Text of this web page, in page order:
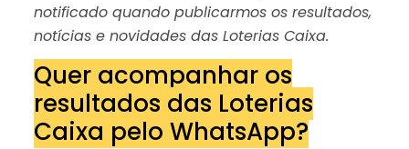
notificado quando publicarmos os resultados,
notícias e novidades das Loterias Caixa.
Quer acompanhar os
resultados das Loterias
Caixa pelo WhatsApp?